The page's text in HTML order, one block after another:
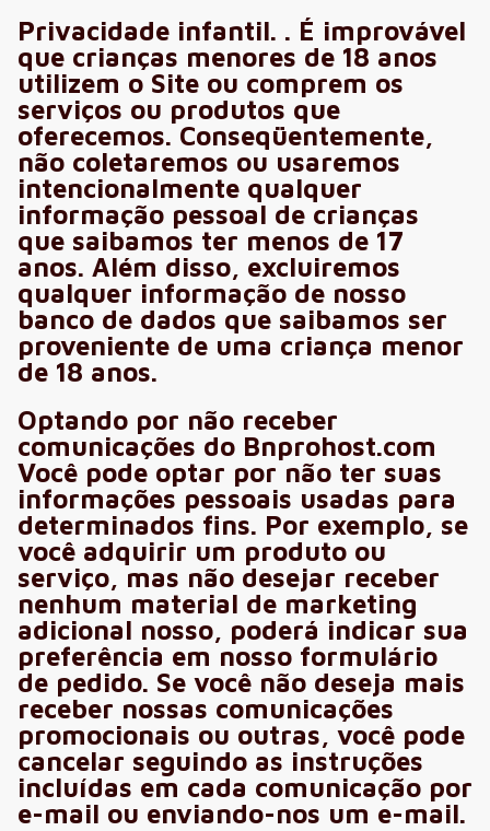
Privacidade infantil. . É improvável
que crianças menores de 18 anos
utilizem o Site ou comprem os
serviços ou produtos que
oferecemos. Conseqüentemente,
não coletaremos ou usaremos
intencionalmente qualquer
informação pessoal de crianças
que saibamos ter menos de 17
anos. Além disso, excluiremos
qualquer informação de nosso
banco de dados que saibamos ser
proveniente de uma criança menor
de 18 anos.
Optando por não receber
comunicações do Bnprohost.com
Você pode optar por não ter suas
informações pessoais usadas para
determinados fins. Por exemplo, se
você adquirir um produto ou
serviço, mas não desejar receber
nenhum material de marketing
adicional nosso, poderá indicar sua
preferência em nosso formulário
de pedido. Se você não deseja mais
receber nossas comunicações
promocionais ou outras, você pode
cancelar seguindo as instruções
incluídas em cada comunicação por
e-mail ou enviando-nos um e-mail.